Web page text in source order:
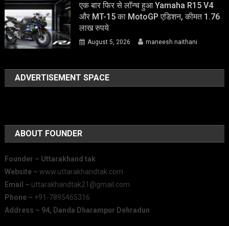
एक बार फिर से लॉन्च हुआ Yamaha R15 V4
और MT-15 का MotoGP एडिशन, कीमत 1.76
लाख रुपये
August 5, 2026 maneesh naithani
ADVERTISEMENT SPACE
ABOUT FOUNDER
Founder – Uttarakhand tak
Website – www.uttarakhandtak.com
Email – uttarakhandtak21@gmail.com
Phone – +91-7895465316
Address – 94, Danda Dharampur Dehradun